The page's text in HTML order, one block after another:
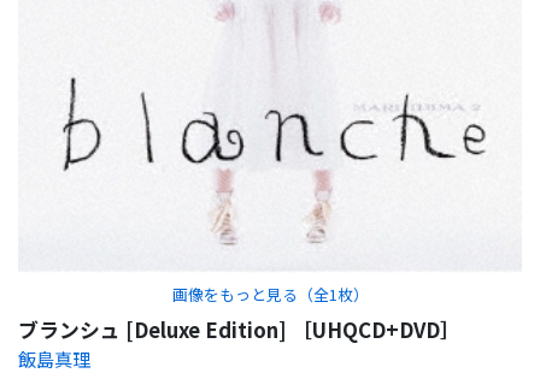
画像をもっと見る（全1 枚）
ブランシュ [Deluxe Edition] ［UHQCD+DVD］
飯島真理